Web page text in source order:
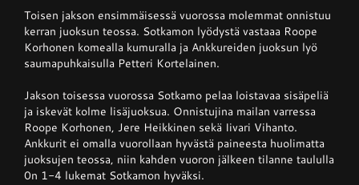
Toisen jakson ensimmäisessä vuorossa molemmat onnistuu
kerran juoksun teossa. Sotkamon lyödystä vastaaa Roope
Korhonen komealla kumuralla ja Ankkureiden juoksun lyö
saumapuhkaisulla Petteri Kortelainen.
Jakson toisessa vuorossa Sotkamo pelaa loistavaa sisäpeliä
ja iskevät kolme lisäjuoksua. Onnistujina mailan varressa
Roope Korhonen, Jere Heikkinen sekä Iivari Vihanto.
Ankkurit ei omalla vuorollaan hyvästä paineesta huolimatta
juoksujen teossa, niin kahden vuoron jälkeen tilanne taululla
0n 1-4 lukemat Sotkamon hyväksi.